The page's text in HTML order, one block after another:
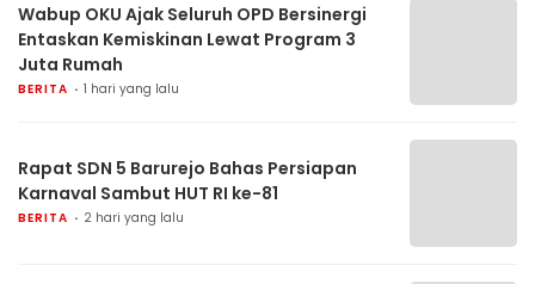
Wabup OKU Ajak Seluruh OPD Bersinergi
Entaskan Kemiskinan Lewat Program 3
Juta Rumah
BERITA 1 hari yang lalu
Rapat SDN 5 Barurejo Bahas Persiapan
Karnaval Sambut HUT RI ke-81
BERITA 2 hari yang lalu